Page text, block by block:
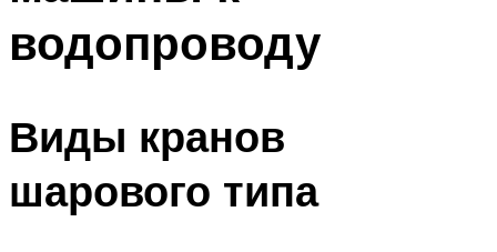
водопроводу
Виды кранов
шарового типа